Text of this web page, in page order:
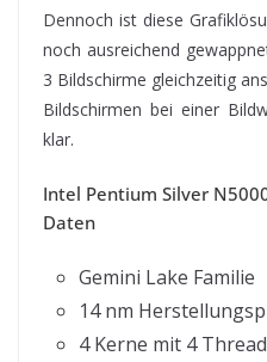
Dennoch ist diese
noch ausreichend
3 Bildschirme gleichzeitig
Bildschirmen bei einer
klar.
Intel Pentium Silver
Daten
Gemini Lake Familie
14 nm
4 Kerne mit 4